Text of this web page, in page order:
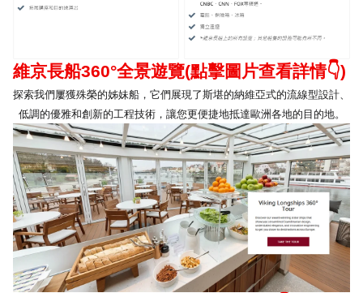
維京長船360°全景遊覽(點擊圖片查看詳情👇)
探索我們屢獲殊榮的姊妹船，它們展現了斯堪的納維亞式的流線型設計、
低調的優雅和創新的工程技術，讓您更便捷地抵達歐洲各地的目的地。